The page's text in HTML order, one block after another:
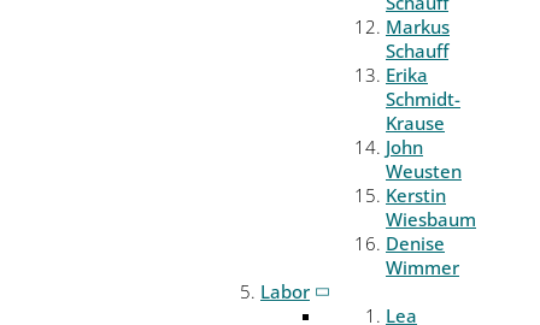
Markus
Schauff
Erika
Schmidt-
Krause
John
Weusten
Kerstin
Wiesbaum
Denise
Wimmer
Labor
Lea